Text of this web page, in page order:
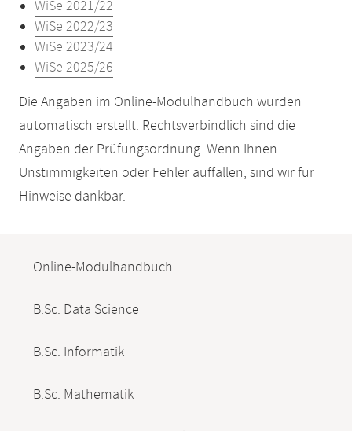
WiSe 2021/22
WiSe 2022/23
WiSe 2023/24
WiSe 2025/26
Die Angaben im Online-Modulhandbuch wurden
automatisch erstellt. Rechtsverbindlich sind die
Angaben der Prüfungsordnung. Wenn Ihnen
Unstimmigkeiten oder Fehler auffallen, sind wir für
Hinweise dankbar.
NavigationOnline-Modulhandbuch
B.Sc. Data Science
B.Sc. Informatik
B.Sc. Mathematik